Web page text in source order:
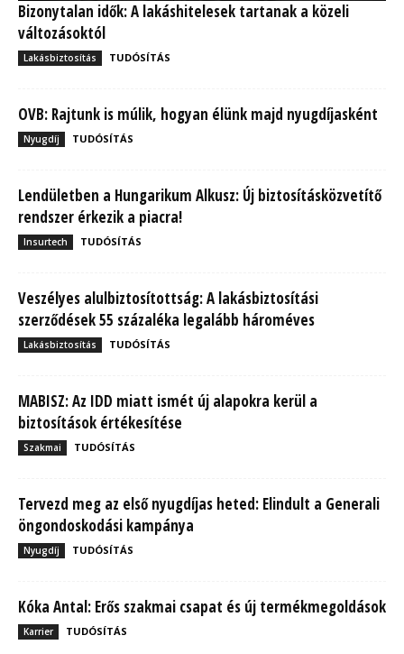
Bizonytalan idők: A lakáshitelesek tartanak a közeli
változásoktól
Lakásbiztosítás TUDÓSÍTÁS
OVB: Rajtunk is múlik, hogyan élünk majd nyugdíjasként
Nyugdíj TUDÓSÍTÁS
Lendületben a Hungarikum Alkusz: Új biztosításközvetítő
rendszer érkezik a piacra!
Insurtech TUDÓSÍTÁS
Veszélyes alulbiztosítottság: A lakásbiztosítási
szerződések 55 százaléka legalább hároméves
Lakásbiztosítás TUDÓSÍTÁS
MABISZ: Az IDD miatt ismét új alapokra kerül a
biztosítások értékesítése
Szakmai TUDÓSÍTÁS
Tervezd meg az első nyugdíjas heted: Elindult a Generali
öngondoskodási kampánya
Nyugdíj TUDÓSÍTÁS
Kóka Antal: Erős szakmai csapat és új termékmegoldások
Karrier TUDÓSÍTÁS